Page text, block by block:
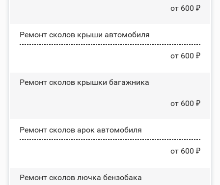
от 600 ₽
Ремонт сколов крыши автомобиля
от 600 ₽
Ремонт сколов крышки багажника
от 600 ₽
Ремонт сколов арок автомобиля
от 600 ₽
Ремонт сколов лючка бензобака